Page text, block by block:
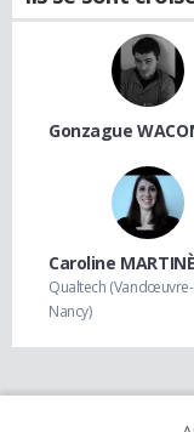
Gonzague
Caroline
Qualtech
Nancy)